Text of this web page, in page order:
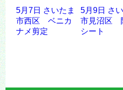
5月7日 さいたま
市西区 ベニカ
ナメ剪定
5月9日 さ
市見沼区
シート